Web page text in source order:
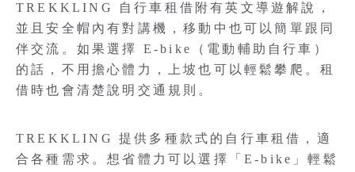
TREKKLING 自行車租借附有英文導遊解說，
並且安全帽內有對講機，移動中也可以簡單跟同
伴交流。如果選擇 E-bike（電動輔助自行車）
的話，不用擔心體力，上坡也可以輕鬆攀爬。租
借時也會清楚說明交通規則。
TREKKLING 提供多種款式的自行車租借，適
合各種需求。想省體力可以選擇「E-bike」輕鬆